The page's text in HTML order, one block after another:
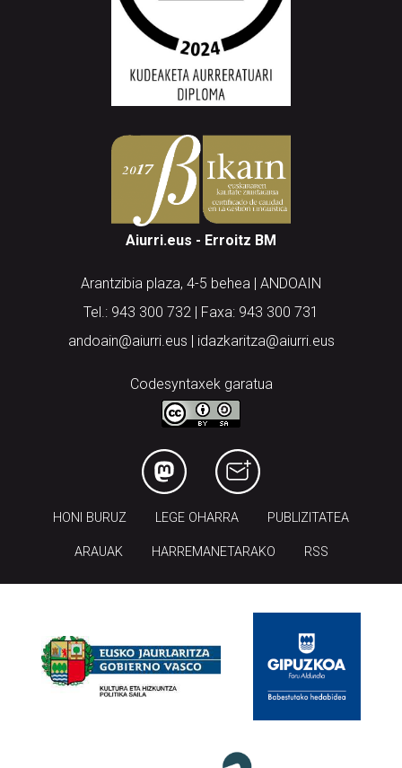
Aiurri.eus - Erroitz BM
Arantzibia plaza, 4-5 behea | ANDOAIN
Tel.: 943 300 732 | Faxa: 943 300 731
andoain@aiurri.eus | idazkaritza@aiurri.eus
Codesyntaxek garatua
HONI BURUZ LEGE OHARRA PUBLIZITATEA
ARAUAK HARREMANETARAKO RSS